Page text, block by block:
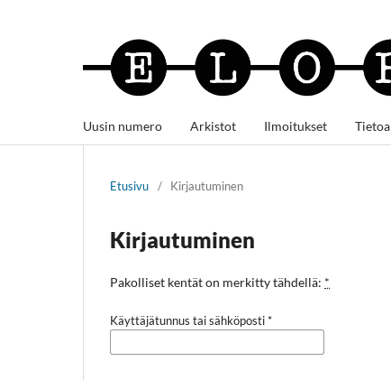
Uusin numero Arkistot Ilmoitukset Tietoa
Etusivu / Kirjautuminen
Kirjautuminen
Pakolliset kentät on merkitty tähdellä: *
Käyttäjätunnus tai sähköposti*